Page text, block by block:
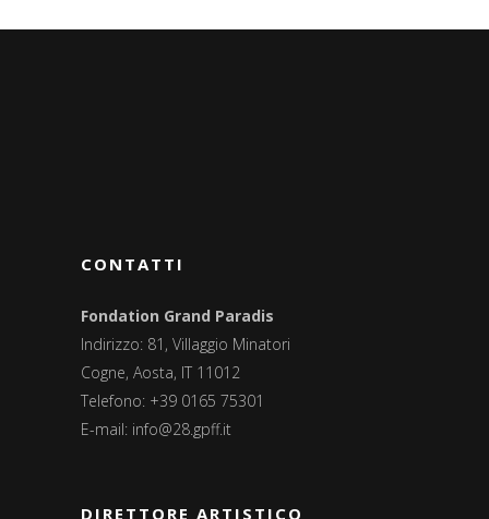
CONTATTI
Fondation Grand Paradis
Indirizzo: 81, Villaggio Minatori
Cogne, Aosta, IT 11012
Telefono: +39 0165 75301
E-mail: info@28.gpff.it
DIRETTORE ARTISTICO